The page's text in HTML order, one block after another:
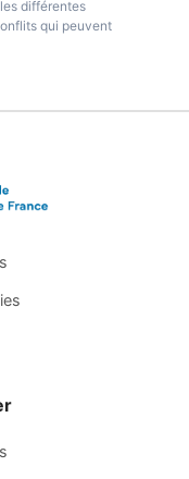
différentes
qui peuvent